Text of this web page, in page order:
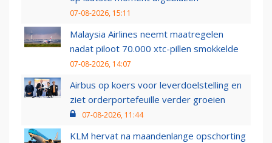
07-08-2026, 15:11
Malaysia Airlines neemt maatregelen
nadat piloot 70.000 xtc-pillen smokkelde
07-08-2026, 14:07
Airbus op koers voor leverdoelstelling en
ziet orderportefeuille verder groeien
07-08-2026, 11:44
KLM hervat na maandenlange opschorting